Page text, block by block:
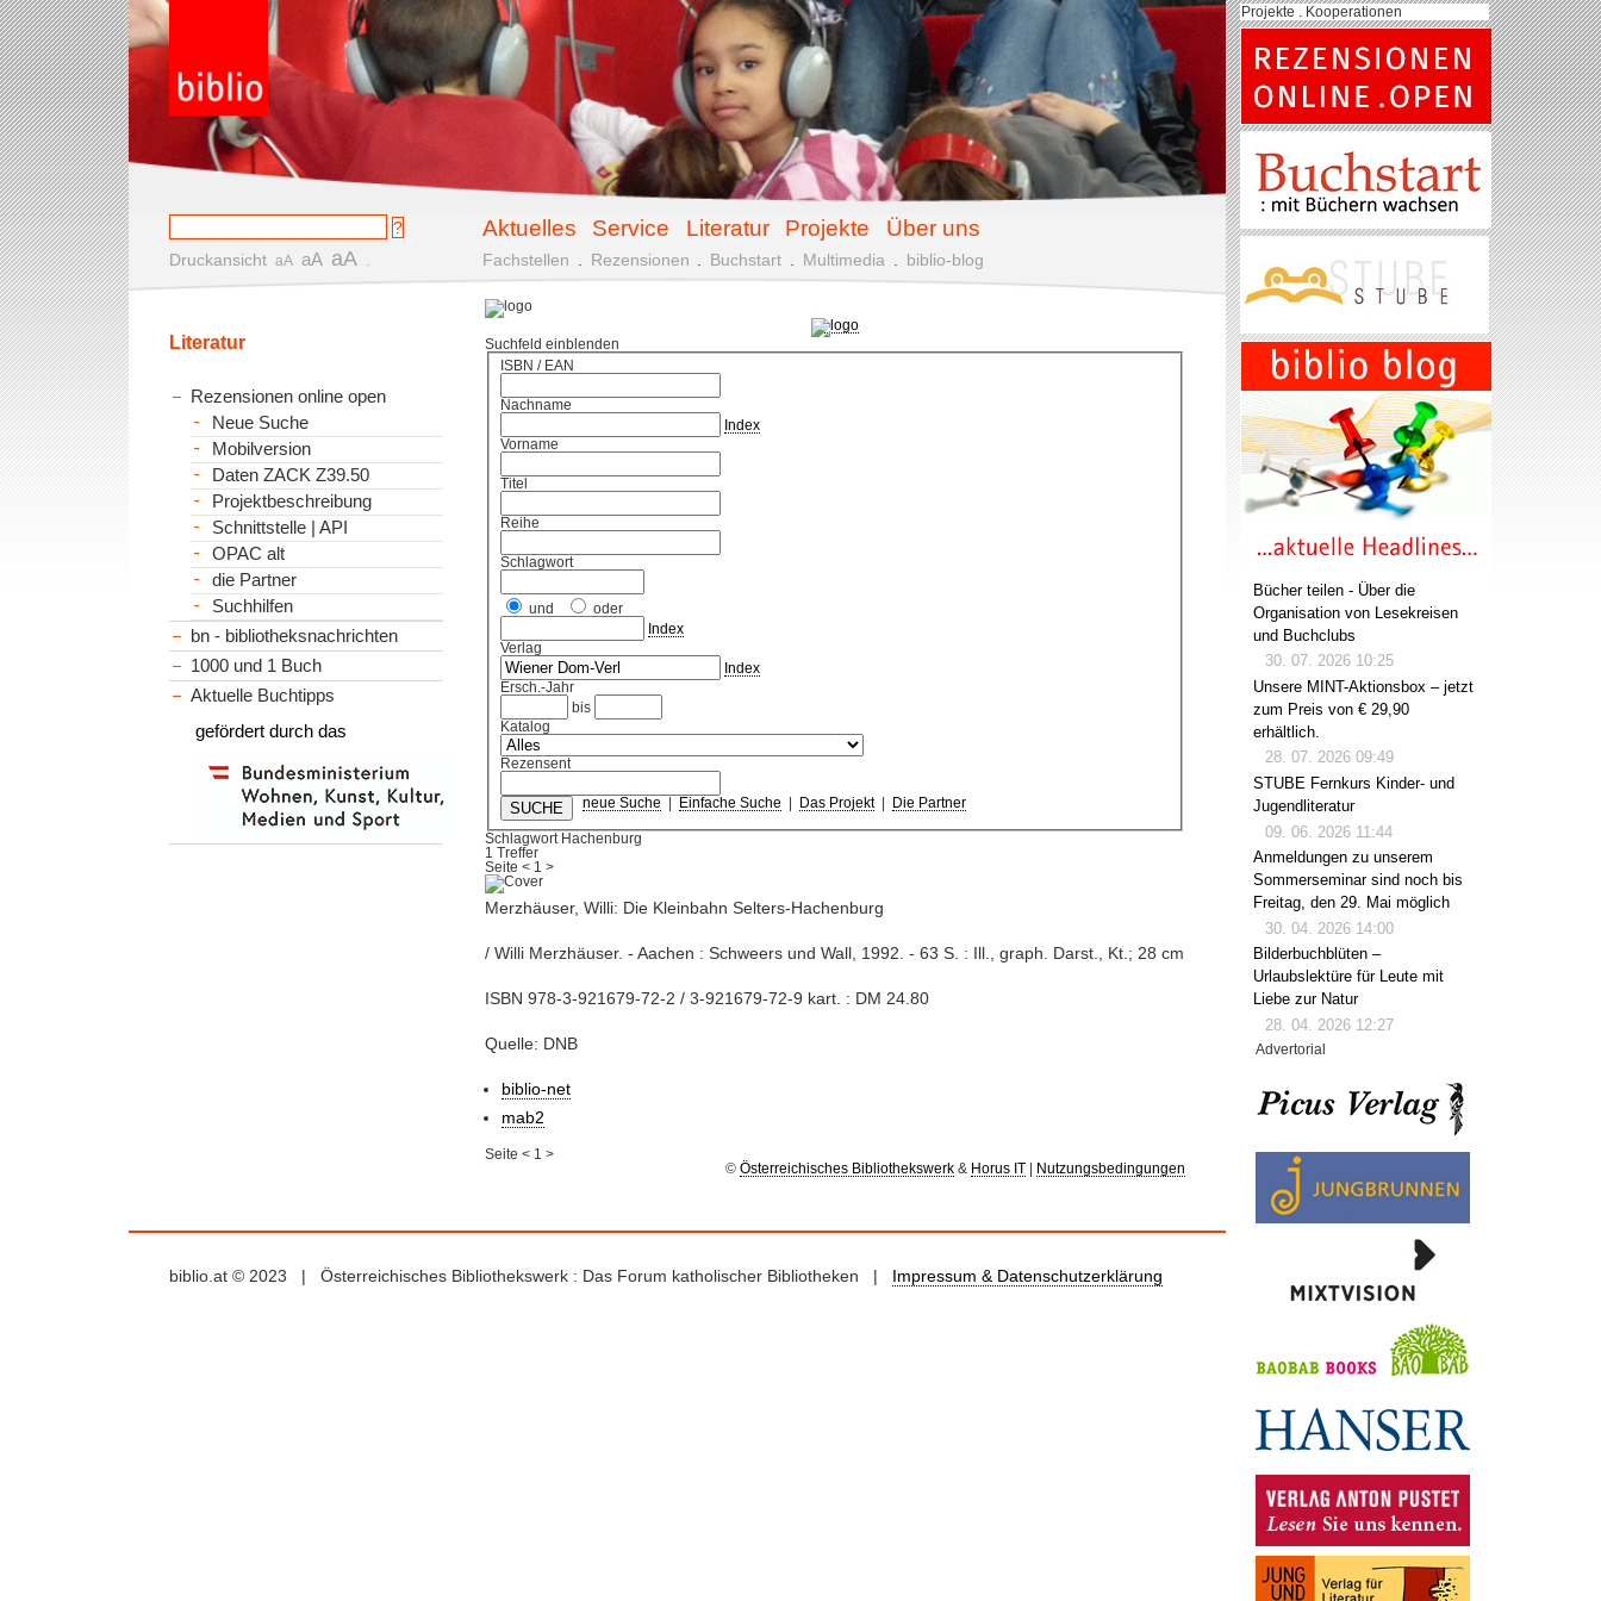
Aktuelles Service Literatur Projekte Über uns
Druckansicht aA aA aA Fachstellen Rezensionen Buchstart Multimedia biblio-blog
Suchfeld einblenden
ISBN / EAN
Nachname
Index
Vorname
Titel
Reihe
Schlagwort
und
oder
Index
Verlag
Index
Ersch.-Jahr
bis
Katalog
Rezensent
neue Suche Einfache Suche Das Projekt| Die Partner
Schlagwort Hachenburg
1 Treffer
Seite< 1 >
Merzhäuser, Willi: Die Kleinbahn Selters-Hachenburg
/ Willi Merzhäuser. - Aachen : Schweers und Wall, 1992. - 63 S. : Ill., graph. Darst., Kt.; 28 cm
ISBN 978-3-921679-72-2 / 3-921679-72-9 kart. : DM 24.80
Quelle: DNB
biblio-net
mab2
Seite< 1 >
© Österreichisches Bibliothekswerk& Horus IT Nutzungsbedingungen
Literatur
Rezensionen online open
Neue Suche
Mobilversion
Daten ZACK Z39.50
Projektbeschreibung
Schnittstelle | API
OPAC alt
die Partner
Suchhilfen
bn - bibliotheksnachrichten
1000 und 1 Buch
Aktuelle Buchtipps
gefördert durch das
biblio.at © 2023 | Österreichisches Bibliothekswerk : Das Forum katholischer Bibliotheken | Impressum & Datenschutzerklärung
Projekte . Kooperationen
Bücher teilen - Über die
Organisation von Lesekreisen
und Buchclubs
30. 07. 2026 10:25
Unsere MINT-Aktionsbox – jetzt
zum Preis von € 29,90
erhältlich.
28. 07. 2026 09:49
STUBE Fernkurs Kinder- und
Jugendliteratur
09. 06. 2026 11:44
Anmeldungen zu unserem
Sommerseminar sind noch bis
Freitag, den 29. Mai möglich
30. 04. 2026 14:00
Bilderbuchblüten –
Urlaubslektüre für Leute mit
Liebe zur Natur
28. 04. 2026 12:27
Advertorial